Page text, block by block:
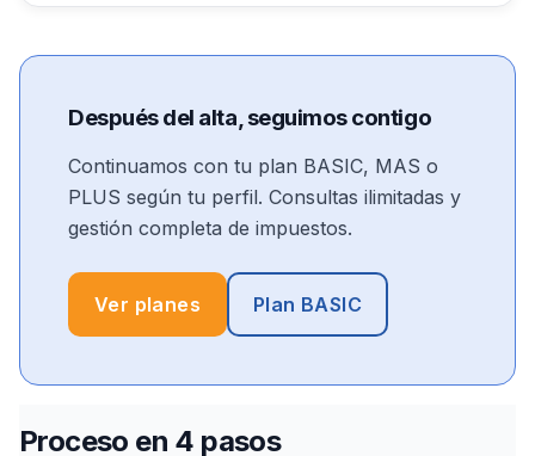
Después del alta, seguimos contigo
Continuamos con tu plan BASIC, MAS o
PLUS según tu perfil. Consultas ilimitadas y
gestión completa de impuestos.
Ver planes Plan BASIC
Proceso en 4 pasos